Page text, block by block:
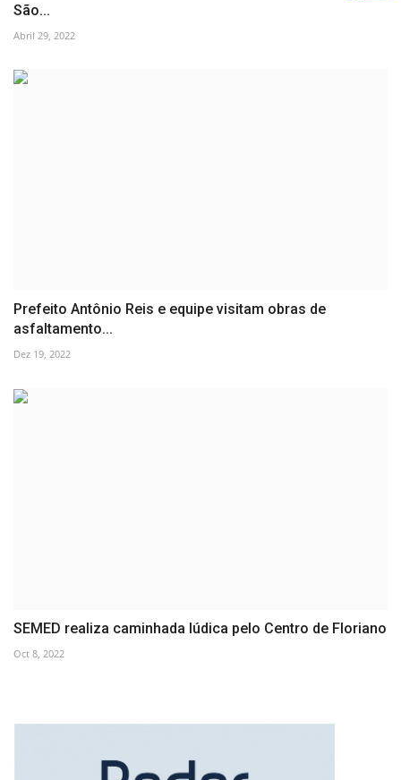
São...
Abril 29, 2022
Prefeito Antônio Reis e equipe visitam obras de
asfaltamento...
Dez 19, 2022
SEMED realiza caminhada lúdica pelo Centro de Floriano
Oct 8, 2022